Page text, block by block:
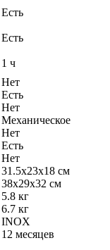
Есть
Есть
1 ч
Нет
Есть
Нет
Механическое
Нет
Есть
Нет
31.5х23х18 см
38х29х32 см
5.8 кг
6.7 кг
INOX
12 месяцев